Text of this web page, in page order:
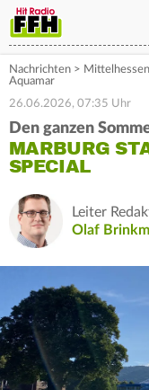
Nachrichten > Mittelhessen
Aquamar
26.06.2026, 07:35 Uhr
Den ganzen
MARBURG
SPECIAL
Leiter
Olaf